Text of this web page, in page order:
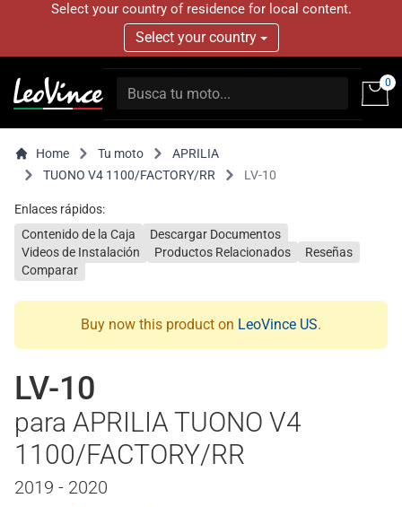
Select your country of residence for local content.
Select your country
0
Home Tu moto
APRILIA
TUONO V4 1100/FACTORY/RR
LV-10
Enlaces rápidos:
Contenido de la Caja
Descargar Documentos
Videos de Instalación
Productos Relacionados
Reseñas
Comparar
Buy now this product on LeoVince US.
LV-10
para APRILIA TUONO V4
1100/FACTORY/RR
2019 - 2020